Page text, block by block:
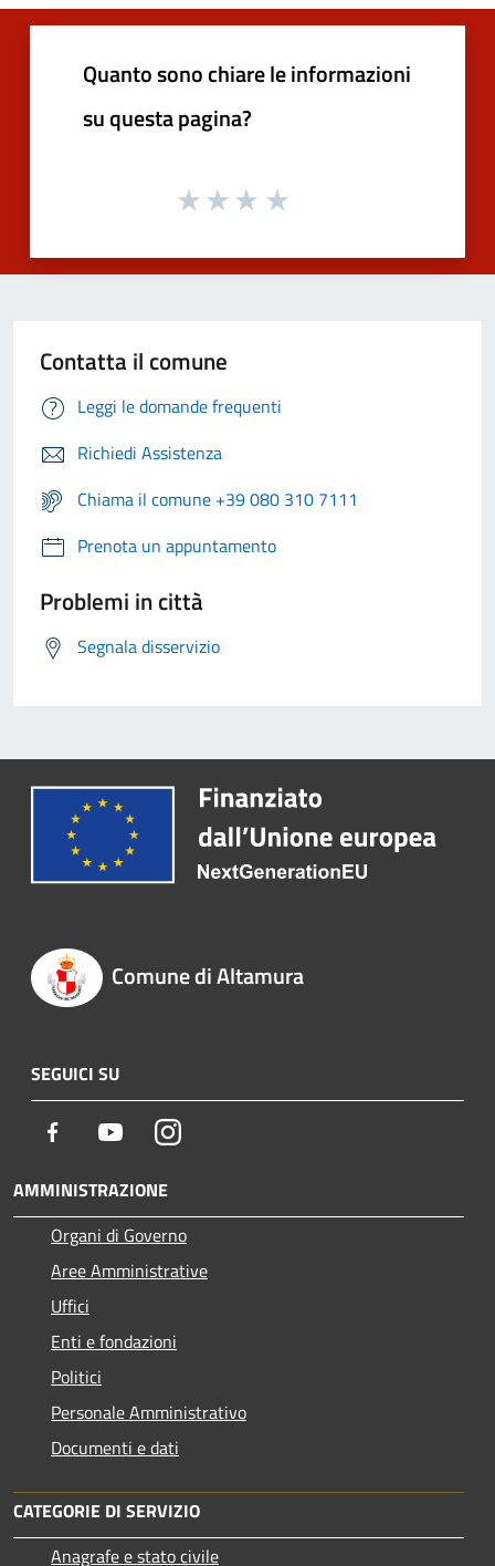
Quanto sono chiare le informazioni
su questa pagina?
Contatta il comune
Leggi le domande frequenti
Richiedi Assistenza
Chiama il comune +39 080 310 7111
Prenota un appuntamento
Problemi in città
Segnala disservizio
Comune di Altamura
SEGUICI SU
Facebook YoutubeInstagram
AMMINISTRAZIONE
Organi di Governo
Aree Amministrative
Uffici
Enti e fondazioni
Politici
Personale Amministrativo
Documenti e dati
CATEGORIE DI SERVIZIO
Anagrafe e stato civile